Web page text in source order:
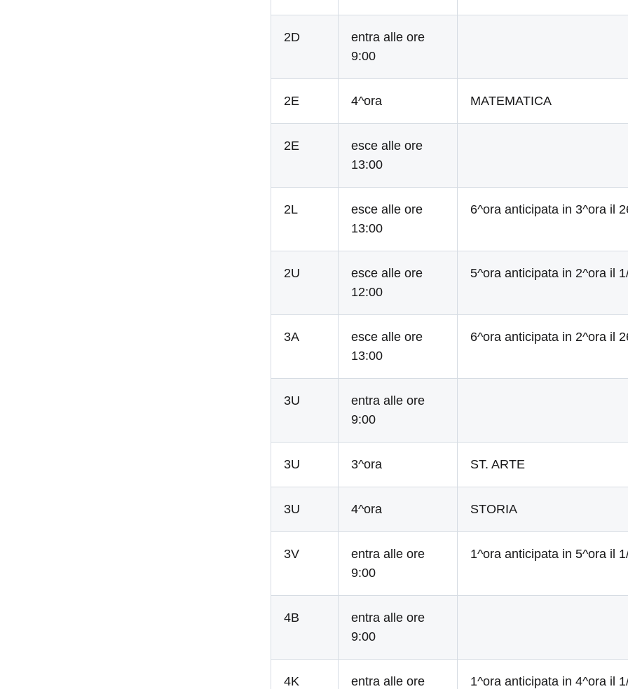
2D
entra alle ore
9:00
2E 4^ora MATEMATICA
2E
esce alle ore
13:00
2L
esce alle ore
13:00
6^ora anticipata in 3^ora il
2U
esce alle ore
12:00
5^ora anticipata in 2^ora il
3A
esce alle ore
13:00
6^ora anticipata in 2^ora il
3U
entra alle ore
9:00
3U 3^ora ST. ARTE
3U 4^ora STORIA
3V
entra alle ore
9:00
1^ora anticipata in 5^ora il
4B
entra alle ore
9:00
4K
entra alle ore
1^ora anticipata in 4^ora il